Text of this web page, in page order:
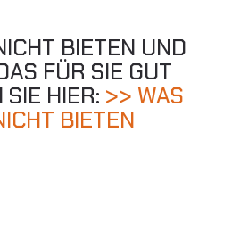
BIETEN UND
FÜR SIE GUT
SIE HIER: >> WAS
BIETEN